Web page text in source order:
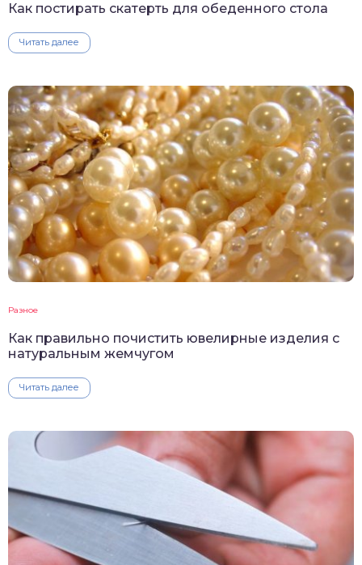
Как постирать скатерть для обеденного стола
Читать далее
Разное
Как правильно почистить ювелирные изделия с
натуральным жемчугом
Читать далее